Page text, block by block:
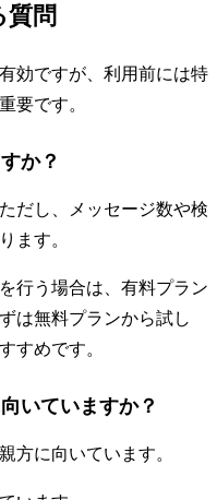
問
効ですが、利用前には特
要です。
か？
だし、メッセージ数や検
ます。
行う場合は、有料プラン
は無料プランから試し
すめです。
いていますか？
方に向いています。